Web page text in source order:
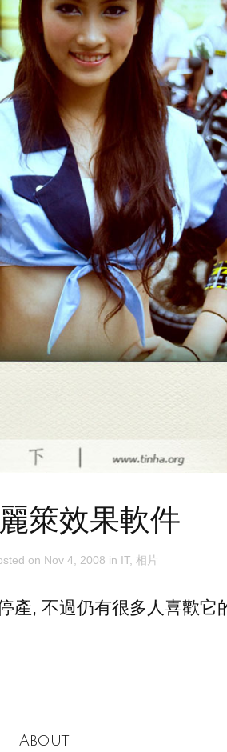
箂效果軟件
on Nov 4, 2008 in IT, 相片
產, 不過仍有很多人喜歡它
About